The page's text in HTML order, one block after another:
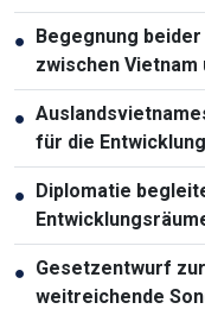
● Begegnung
zwischen Vietnam
●
für die
● Diplomatie
● Gesetzentwurf
weitreichende